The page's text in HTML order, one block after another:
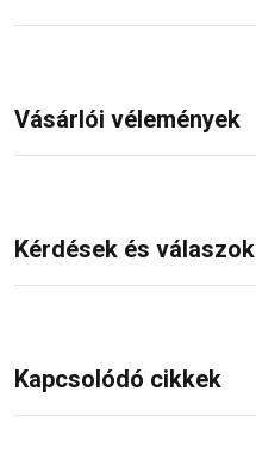
Vásárlói vélemények
Kérdések és válaszok
Kapcsolódó cikkek